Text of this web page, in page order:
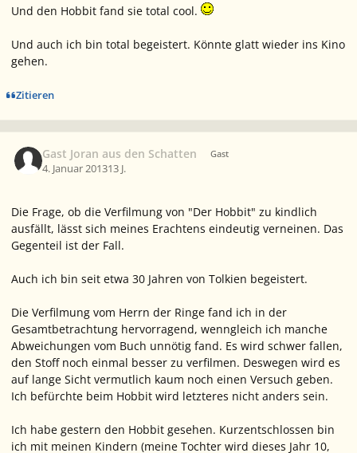
Und den Hobbit fand sie total cool.
Und auch ich bin total begeistert. Könnte glatt wieder ins Kino
gehen.
Zitieren
Gast Joran aus den Schatten Gast
4. Januar 201313 J.
Die Frage, ob die Verfilmung von "Der Hobbit" zu kindlich
ausfällt, lässt sich meines Erachtens eindeutig verneinen. Das
Gegenteil ist der Fall.
Auch ich bin seit etwa 30 Jahren von Tolkien begeistert.
Die Verfilmung vom Herrn der Ringe fand ich in der
Gesamtbetrachtung hervorragend, wenngleich ich manche
Abweichungen vom Buch unnötig fand. Es wird schwer fallen,
den Stoff noch einmal besser zu verfilmen. Deswegen wird es
auf lange Sicht vermutlich kaum noch einen Versuch geben.
Ich befürchte beim Hobbit wird letzteres nicht anders sein.
Ich habe gestern den Hobbit gesehen. Kurzentschlossen bin
ich mit meinen Kindern (meine Tochter wird dieses Jahr 10,